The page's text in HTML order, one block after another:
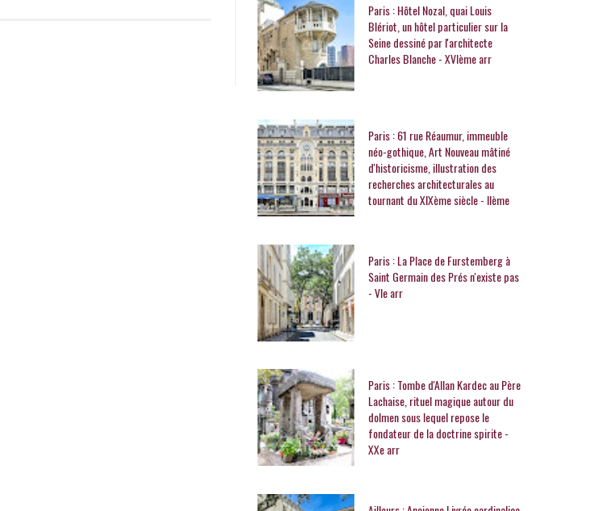
Paris : Hôtel Nozal, quai Louis
Blériot, un hôtel particulier sur la
Seine dessiné par l'architecte
Charles Blanche - XVIème arr
Paris : 61 rue Réaumur, immeuble
néo-gothique, Art Nouveau mâtiné
d'historicisme, illustration des
recherches architecturales au
tournant du XIXème siècle - IIème
Paris : La Place de Furstemberg à
Saint Germain des Prés n'existe pas
- VIe arr
Paris : Tombe d'Allan Kardec au Père
Lachaise, rituel magique autour du
dolmen sous lequel repose le
fondateur de la doctrine spirite -
XXe arr